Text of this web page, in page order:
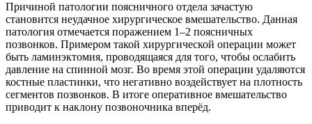
Причиной патологии поясничного отдела зачастую
становится неудачное хирургическое вмешательство. Данная
патология отмечается поражением 1–2 поясничных
позвонков. Примером такой хирургической операции может
быть ламинэктомия, проводящаяся для того, чтобы ослабить
давление на спинной мозг. Во время этой операции удаляются
костные пластинки, что негативно воздействует на плотность
сегментов позвонков. В итоге оперативное вмешательство
приводит к наклону позвоночника вперёд.